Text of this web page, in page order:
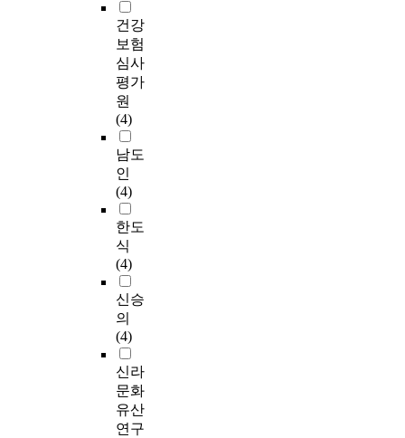
건강
보험
심사
평가
원
(4)
남도
인
(4)
한도
식
(4)
신승
의
(4)
신라
문화
유산
연구